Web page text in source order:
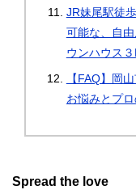
JR妹尾駅徒
可能な、自
ウンハウス
【FAQ】岡
お悩みとプ
Spread the love